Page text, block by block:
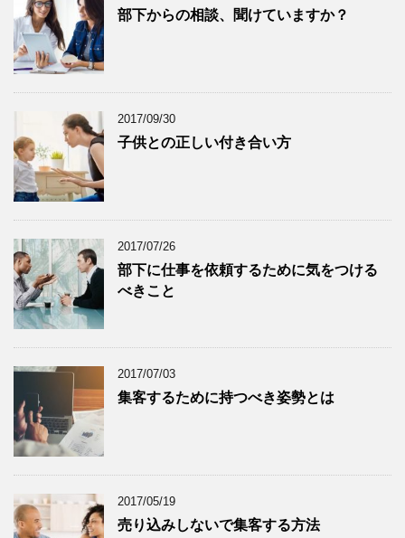
部下からの相談、聞けていますか？
2017/09/30
子供との正しい付き合い方
2017/07/26
部下に仕事を依頼するために気をつける
べきこと
2017/07/03
集客するために持つべき姿勢とは
2017/05/19
売り込みしないで集客する方法